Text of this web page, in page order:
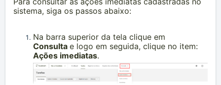
sistema, siga os passos abaixo:
Na barra superior da tela clique em
Consulta e logo em seguida, clique no item:
Ações imediatas.